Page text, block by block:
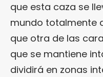
que esta caza se
mundo totalmente
que otra de las
que se mantiene
dividirá en zonas